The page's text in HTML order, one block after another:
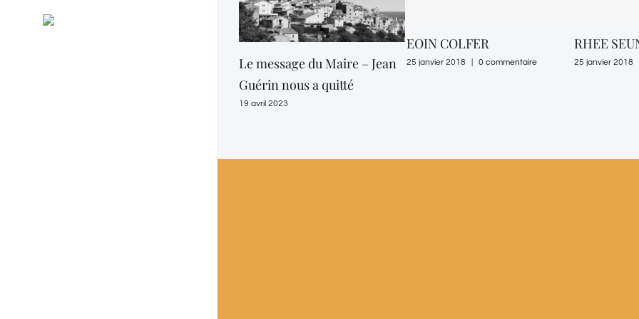
RSS
Le message du Maire – Jean
Guérin nous a quitté
19 avril 2023
EOIN COLFER
25 janvier 2018 0 commentaire
RHEE
25 janvier 2018